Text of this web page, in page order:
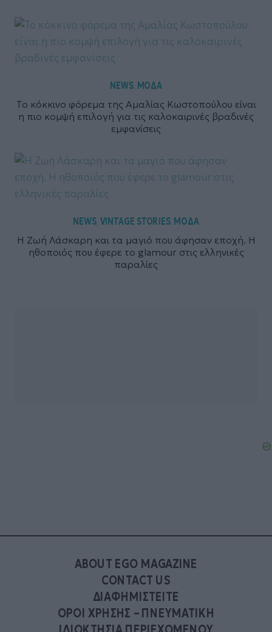
NEWS, ΜΟΔΑ
Το κόκκινο φόρεμα της Αμαλίας Κωστοπούλου είναι
η πιο κομψή επιλογή για τις καλοκαιρινές βραδινές
εμφανίσεις
NEWS,VINTAGE STORIES,ΜΟΔΑ
Η Ζωή Λάσκαρη και τα μαγιό που άφησαν εποχή. Η
ηθοποιός που έφερε το glamour στις ελληνικές
παραλίες
ABOUT EGO MAGAZINE
CONTACT US
ΔΙΑΦΗΜΙΣΤΕΙΤΕ
ΟΡΟΙ ΧΡΗΣΗΣ – ΠΝΕΥΜΑΤΙΚΗ